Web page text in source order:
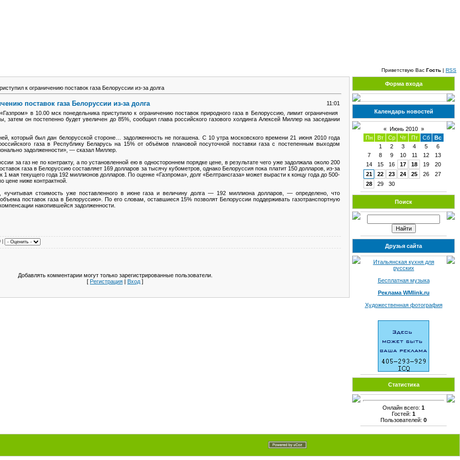
Приветствую Вас Гость | RSS
к ограничению поставок газа Белоруссии из-за долга
поставок газа Белоруссии из-за долга
11:01
в 10.00 мск понедельника приступило к ограничению поставок природного газа в Белоруссию, лимит ограничения
затем он постепенно будет увеличен до 85%, сообщил глава российского газового холдинга Алексей Миллер на заседании
который был дан белорусской стороне… задолженность не погашена. С 10 утра московского времени 21 июня 2010 года
газа в Республику Беларусь на 15% от объёмов плановой посуточной поставки газа с постепенным выходом
задолженности», — сказал Миллер.
за газ не по контракту, а по установленной ею в одностороннем порядке цене, в результате чего уже задолжала около 200
газа в Белоруссию составляет 169 долларов за тысячу кубометров, однако Белоруссия пока платит 150 долларов, из-за
1 мая текущего года 192 миллионов долларов. По оценке «Газпрома», долг «Белтрансгаза» может вырасти к концу года до 500-
цене ниже контрактной.
стоимость уже поставленного в июне газа и величину долга — 192 миллиона долларов, — определено, что
поставок газа в Белоруссию». По его словам, оставшиеся 15% позволят Белоруссии поддерживать газотранспортную
накопившейся задолженности.
|
Добавлять комментарии могут только зарегистрированные пользователи.
[ Регистрация | Вход ]
Форма входа
Календарь новостей
« Июнь 2010 »
Пн
Вт Ср Чт Пт Сб
Вс
1
2 3 4 5
6
7
8 9 10 11 12
13
14
15 16 17 18 19
20
21
22 23 24 25 26
27
28
29 30
Поиск
Друзья сайта
Итальянская кухня для
русских
Бесплатная музыка
Реклама WMlink.ru
Художественная фотография
Статистика
Онлайн всего: 1
Гостей: 1
Пользователей: 0